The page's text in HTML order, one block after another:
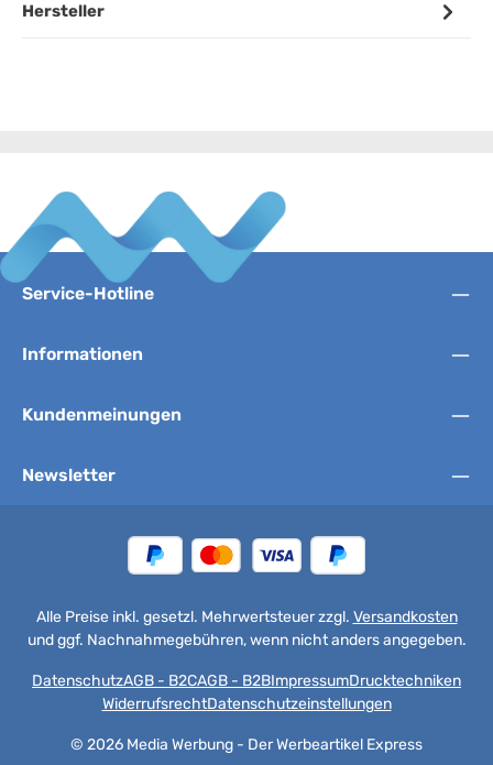
Hersteller
Service-Hotline
Informationen
Kundenmeinungen
Newsletter
Alle Preise inkl. gesetzl. Mehrwertsteuer zzgl. Versandkosten
und ggf. Nachnahmegebühren, wenn nicht anders angegeben.
© 2026 Media Werbung - Der Werbeartikel Express
DatenschutzAGB - B2CAGB - B2BImpressumDrucktechniken
WiderrufsrechtDatenschutzeinstellungen